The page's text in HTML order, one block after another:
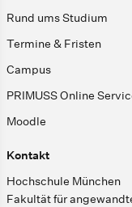
Rund ums Studium
Termine & Fristen
Campus
PRIMUSS Online
Moodle
Kontakt
Hochschule München
Fakultät für